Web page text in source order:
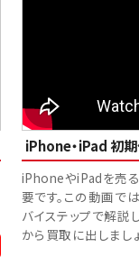
iPhone・iPad 初
iPhoneやiPadを売
要です。この動画で
バイステップで解説
から買取に出しましょ